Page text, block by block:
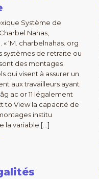
Système de
Nahas,
‘M. charbelnahas. org
systèmes de retraite ou
des montages
qui visent à assurer un
aux travailleurs ayant
ac or 11 légalement
to View la capacité de
institu
la variable […]